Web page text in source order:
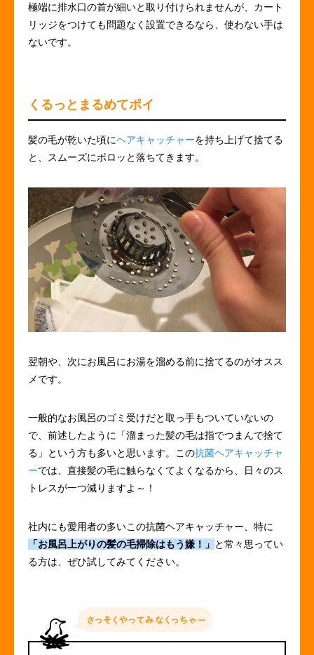
極端に排水口の首が細いと取り付けられませんが、カート
リッジをつけても問題なく設置できるなら、使わない手は
ないです。
くるっとまるめてポイ
髪の毛が乾いた頃にヘアキャッチャーを持ち上げて捨てる
と、スムーズにポロッと落ちてきます。
翌朝や、次にお風呂にお湯を溜める前に捨てるのがオスス
メです。
一般的なお風呂のゴミ受けだと取っ手もついていないの
で、前述したように「溜まった髪の毛は指でつまんで捨て
る」という方も多いと思います。この抗菌ヘアキャッチャ
ーでは、直接髪の毛に触らなくてよくなるから、日々のス
トレスが一つ減りますよ～！
社内にも愛用者の多いこの抗菌ヘアキャッチャー、特に
「お風呂上がりの髪の毛掃除はもう嫌！」 と常々思ってい
る方は、ぜひ試してみてください。